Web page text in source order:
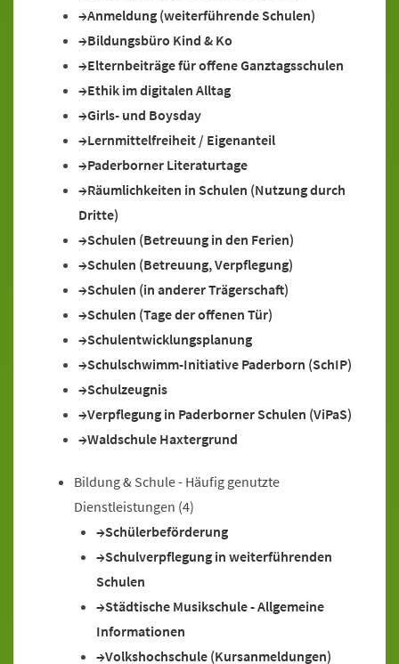
Anmeldung (weiterführende Schulen)
Bildungsbüro Kind & Ko
Elternbeiträge für offene Ganztagsschulen
Ethik im digitalen Alltag
Girls- und Boysday
Lernmittelfreiheit / Eigenanteil
Paderborner Literaturtage
Räumlichkeiten in Schulen (Nutzung durch
Dritte)
Schulen (Betreuung in den Ferien)
Schulen (Betreuung, Verpflegung)
Schulen (in anderer Trägerschaft)
Schulen (Tage der offenen Tür)
Schulentwicklungsplanung
Schulschwimm-Initiative Paderborn (SchIP)
Schulzeugnis
Verpflegung in Paderborner Schulen (ViPaS)
Waldschule Haxtergrund
Bildung & Schule - Häufig genutzte
Dienstleistungen (4)
Schülerbeförderung
Schulverpflegung in weiterführenden
Schulen
Städtische Musikschule - Allgemeine
Informationen
Volkshochschule (Kursanmeldungen)